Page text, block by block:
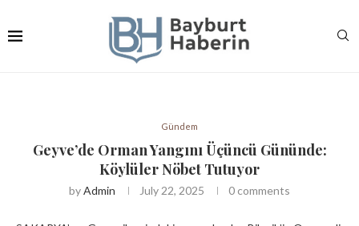
Gündem
Geyve’de Orman Yangını Üçüncü Gününde:
Köylüler Nöbet Tutuyor
byAdmin July 22, 2025 0 comments